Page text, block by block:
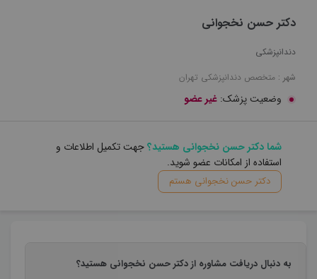
دکتر حسن نخجوانی
دندانپزشکی
شهر : متخصص دندانپزشکی تهران
وضعیت پزشک: غیر عضو
شما دکتر حسن نخجوانی هستید؟جهت تکمیل اطلاعات و
استفاده از امکانات عضو شوید.
دکتر حسن نخجوانی هستم
به دنبال دریافت مشاوره از دکتر حسن نخجوانی هستید؟